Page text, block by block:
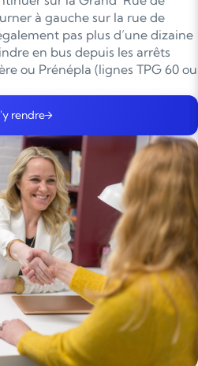
à gauche sur la rue de
pas plus d’une dizaine
en bus depuis les arrêts
ou Prénépla (lignes TPG 60 ou
rendre